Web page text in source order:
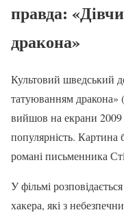
правда:
дракона»
Культовий шведський
татуюванням
вийшов на екрани 2009
популярність.
романі письменника
У фільмі
хакера, які з